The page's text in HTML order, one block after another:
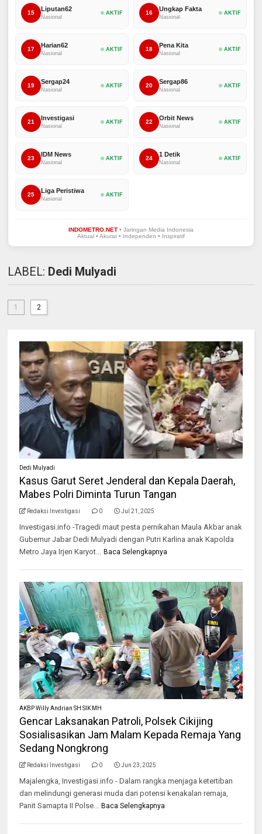
15
Liputan62
Nasional
AKTIF 16
Ungkap Fakta
Nasional
AKTIF
17
Harian62
Nasional
AKTIF 18
Pena Kita
Nasional
AKTIF
19
Sergap24
Nasional
AKTIF 20
Sergap86
Nasional
AKTIF
21
Investigasi
Nasional
AKTIF 22
Orbit News
Nasional
AKTIF
23
IDM News
Nasional
AKTIF 24
1 Detik
Nasional
AKTIF
25
Liga Peristiwa
Nasional
AKTIF
INDOMETRO.NET• Jaringan Media Indonesia
Aktual • Akurat • Independen • Inspiratif
LABEL: Dedi Mulyadi
1 2
Dedi Mulyadi
Kasus Garut Seret Jenderal dan Kepala Daerah,
Mabes Polri Diminta Turun Tangan
Redaksi Investigasi 0 Jul 21, 2025
Investigasi.info -Tragedi maut pesta pernikahan Maula Akbar anak
Gubernur Jabar Dedi Mulyadi dengan Putri Karlina anak Kapolda
Metro Jaya Irjen Karyot...
Baca Selengkapnya
AKBP Willy Andrian SH SIK MH
Gencar Laksanakan Patroli, Polsek Cikijing
Sosialisasikan Jam Malam Kepada Remaja Yang
Sedang Nongkrong
Redaksi Investigasi 0 Jun 23, 2025
Majalengka, Investigasi.info - Dalam rangka menjaga ketertiban
dan melindungi generasi muda dari potensi kenakalan remaja,
Panit Samapta II Polse...
Baca Selengkapnya